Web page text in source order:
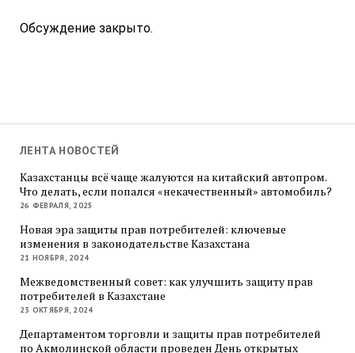
Обсуждение закрыто.
ЛЕНТА НОВОСТЕЙ
Казахстанцы всё чаще жалуются на китайский автопром.
Что делать, если попался «некачественный» автомобиль?
26 ФЕВРАЛЯ, 2025
Новая эра защиты прав потребителей: ключевые
изменения в законодательстве Казахстана
21 НОЯБРЯ, 2024
Межведомственный совет: как улучшить защиту прав
потребителей в Казахстане
23 ОКТЯБРЯ, 2024
Департаментом торговли и защиты прав потребителей
по Акмолинской области проведен День открытых